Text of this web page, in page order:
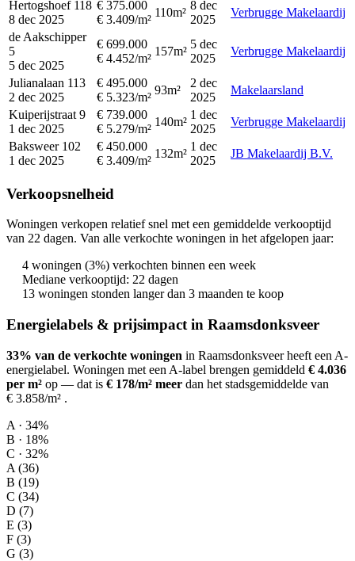
Hertogshoef 118
8 dec 2025
€ 375.000
€ 3.409/m²
110m²
8 dec
2025
Verbrugge Makelaardij
de Aakschipper
5
5 dec 2025
€ 699.000
€ 4.452/m²
157m²
5 dec
2025
Verbrugge Makelaardij
Julianalaan 113
2 dec 2025
€ 495.000
€ 5.323/m²
93m²
2 dec
2025
Makelaarsland
Kuiperijstraat 9
1 dec 2025
€ 739.000
€ 5.279/m²
140m²
1 dec
2025
Verbrugge Makelaardij
Baksweer 102
1 dec 2025
€ 450.000
€ 3.409/m²
132m²
1 dec
2025
JB Makelaardij B.V.
Verkoopsnelheid
Woningen verkopen relatief snel met een gemiddelde verkooptijd
van 22 dagen. Van alle verkochte woningen in het afgelopen jaar:
4 woningen (3%) verkochten binnen een week
Mediane verkooptijd: 22 dagen
13 woningen stonden langer dan 3 maanden te koop
Energielabels & prijsimpact in Raamsdonksveer
33% van de verkochte woningen in Raamsdonksveer heeft een A-
energielabel. Woningen met een A-label brengen gemiddeld € 4.036
per m² op — dat is € 178/m² meer dan het stadsgemiddelde van
€ 3.858/m² .
A · 34%
B · 18%
C · 32%
A (36)
B (19)
C (34)
D (7)
E (3)
F (3)
G (3)